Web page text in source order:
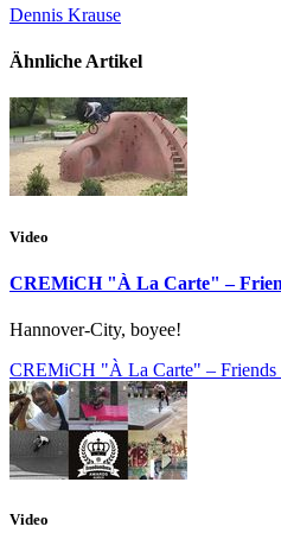
Dennis Krause
Ähnliche Artikel
Video
CREMiCH "À La Carte" –
Hannover-City, boyee!
CREMiCH "À La Carte" – Friends
Video